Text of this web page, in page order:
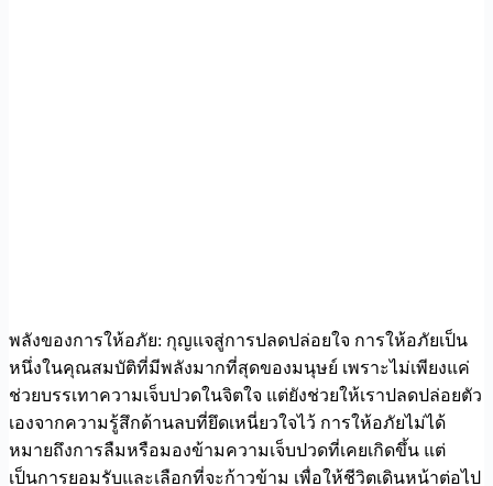
พลังของการให้อภัย: กุญแจสู่การปลดปล่อยใจ การให้อภัยเป็น
หนึ่งในคุณสมบัติที่มีพลังมากที่สุดของมนุษย์ เพราะไม่เพียงแค่
ช่วยบรรเทาความเจ็บปวดในจิตใจ แต่ยังช่วยให้เราปลดปล่อยตัว
เองจากความรู้สึกด้านลบที่ยึดเหนี่ยวใจไว้ การให้อภัยไม่ได้
หมายถึงการลืมหรือมองข้ามความเจ็บปวดที่เคยเกิดขึ้น แต่
เป็นการยอมรับและเลือกที่จะก้าวข้าม เพื่อให้ชีวิตเดินหน้าต่อไป